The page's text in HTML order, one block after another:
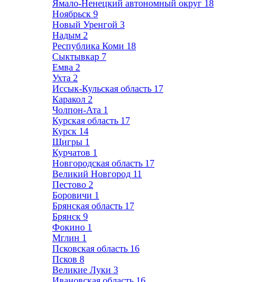
Ямало-Ненецкий автономный округ 18
Ноябрьск 9
Новый Уренгой 3
Надым 2
Республика Коми 18
Сыктывкар 7
Емва 2
Ухта 2
Иссык-Кульская область 17
Каракол 2
Чолпон-Ата 1
Курская область 17
Курск 14
Щигры 1
Курчатов 1
Новгородская область 17
Великий Новгород 11
Пестово 2
Боровичи 1
Брянская область 17
Брянск 9
Фокино 1
Мглин 1
Псковская область 16
Псков 8
Великие Луки 3